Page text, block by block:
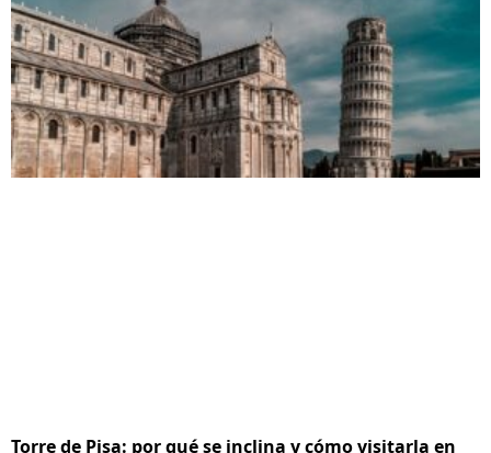
Torre de Pisa: por qué se inclina y cómo visitarla en